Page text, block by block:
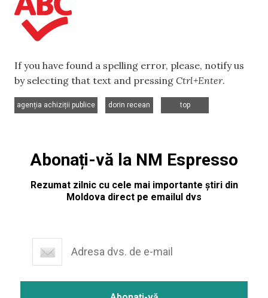
If you have found a spelling error, please, notify us
by selecting that text and pressing Ctrl+Enter.
agenția achiziții publice
dorin recean
top
Abonați-vă la NM Espresso
Rezumat zilnic cu cele mai importante știri din
Moldova direct pe emailul dvs